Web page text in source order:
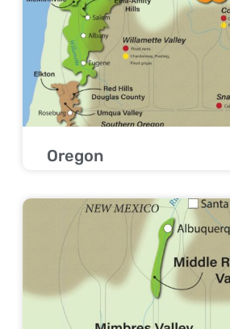
Oregon